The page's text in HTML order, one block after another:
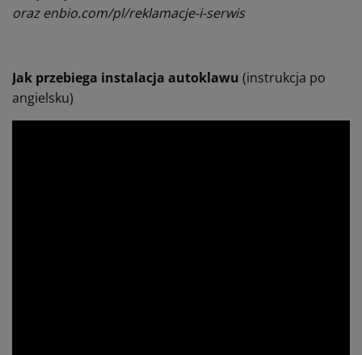
oraz enbio.com/pl/reklamacje-i-serwis
Jak przebiega instalacja autoklawu (instrukcja po
angielsku)